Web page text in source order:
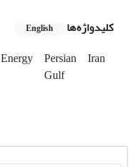
کلیدواژه‌ها English
Energy Persian
Gulf
Iran